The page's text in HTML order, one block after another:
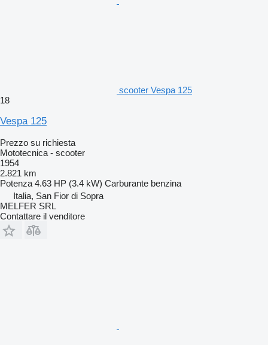
scooter Vespa 125
18
Vespa 125
Prezzo su richiesta
Mototecnica - scooter
1954
2.821 km
Potenza 4.63 HP (3.4 kW) Carburante benzina
Italia, San Fior di Sopra
MELFER SRL
Contattare il venditore